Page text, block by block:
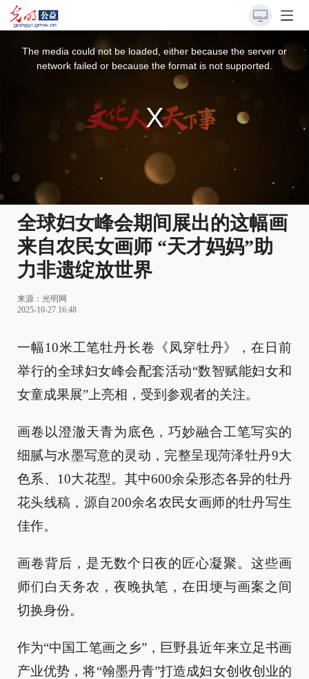
The media could not be loaded, either because the server or
network failed or because the format is not supported.
全球妇女峰会期间展出的这幅画
来自农民女画师 “天才妈妈”助
力非遗绽放世界
来源： 光明网
2025-10-27 16:48
一幅10米工笔牡丹长卷《凤穿牡丹》，在日前
举行的全球妇女峰会配套活动“数智赋能妇女和
女童成果展”上亮相，受到参观者的关注。
画卷以澄澈天青为底色，巧妙融合工笔写实的
细腻与水墨写意的灵动，完整呈现菏泽牡丹9大
色系、10大花型。其中600余朵形态各异的牡丹
花头线稿，源自200余名农民女画师的牡丹写生
佳作。
画卷背后，是无数个日夜的匠心凝聚。这些画
师们白天务农，夜晚执笔，在田埂与画案之间
切换身份。
作为“中国工笔画之乡”，巨野县近年来立足书画
产业优势，将“翰墨丹青”打造成妇女创收创业的